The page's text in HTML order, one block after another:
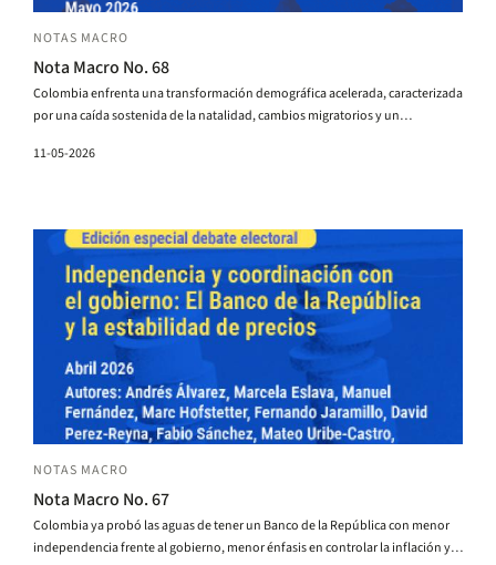
NOTAS MACRO
Nota Macro No. 68
Colombia enfrenta una transformación demográfica acelerada, caracterizada
por una caída sostenida de la natalidad, cambios migratorios y un
matrícula escolar y generando heterogeneidades territoriales cada vez más
del número de estudiantes atendidos, estos cambios introducen tensiones
crecientes entre las reglas de asignación y los costos reales de la prestación
del servicio educativo.
11-05-2026
NOTAS MACRO
Nota Macro No. 67
Colombia ya probó las aguas de tener un Banco de la República con menor
independencia frente al gobierno, menor énfasis en controlar la inflación y